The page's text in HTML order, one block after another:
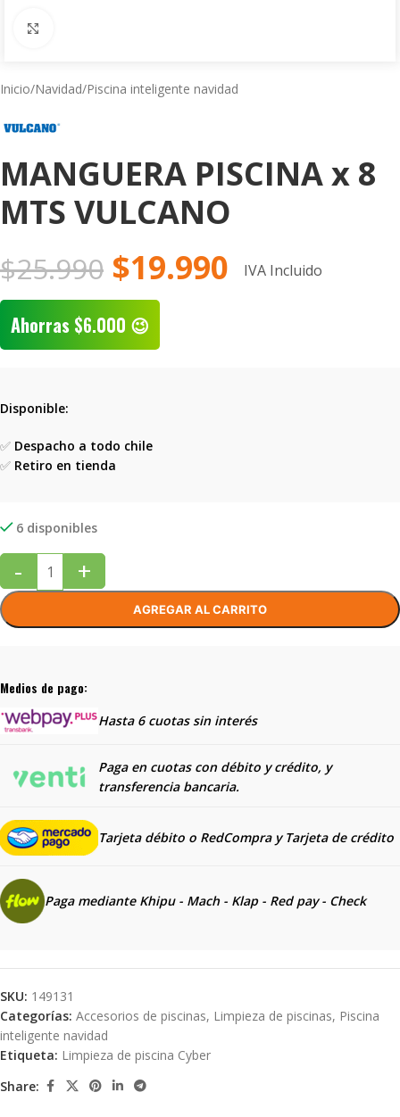
Inicio/Navidad/Piscina inteligente navidad
MANGUERA PISCINA x 8
MTS VULCANO
$25.990 $19.990 IVA Incluido
Ahorras $6.000 😉
Disponible:
✅ Despacho a todo chile
✅ Retiro en tienda
6 disponibles
- +
AGREGAR AL CARRITO
Medios de pago:
Hasta 6 cuotas sin interés
Paga en cuotas con débito y crédito, y
transferencia bancaria.
Tarjeta débito o RedCompra y Tarjeta de crédito
Paga mediante Khipu - Mach - Klap - Red pay - Check
SKU: 149131
Categorías: Accesorios de piscinas, Limpieza de piscinas, Piscina
inteligente navidad
Etiqueta: Limpieza de piscina Cyber
Share: